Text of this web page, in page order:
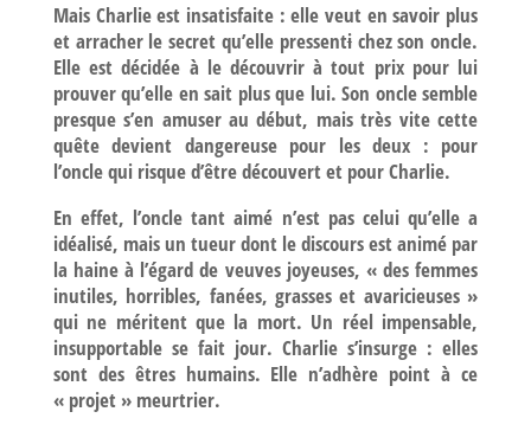
Mais Charlie est insatisfaite : elle veut en savoir plus
et arracher le secret qu’elle pressentichez son oncle.
Elle est décidée à le découvrir à tout prix pour lui
prouver qu’elle en sait plus que lui. Son oncle semble
presque s’en amuser au début, mais très vite cette
quête devient dangereuse pour les deux : pour
l’oncle qui risque d’être découvert et pour Charlie.
En effet, l’oncle tant aimé n’est pas celui qu’elle a
idéalisé, mais un tueur dont le discours est animé par
la haine à l’égard de veuves joyeuses, « des femmes
inutiles, horribles, fanées, grasses et avaricieuses »
qui ne méritent que la mort. Un réel impensable,
insupportable se fait jour. Charlie s’insurge : elles
sont des êtres humains. Elle n’adhère point à ce
« projet » meurtrier.